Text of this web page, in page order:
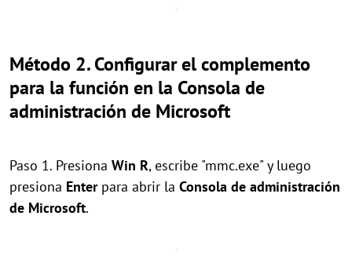
Método 2. Configurar el complemento
para la función en la Consola de
administración de Microsoft
Paso 1. Presiona Win R, escribe "mmc.exe" y luego
presiona Enterpara abrir la Consola de administración
de Microsoft.